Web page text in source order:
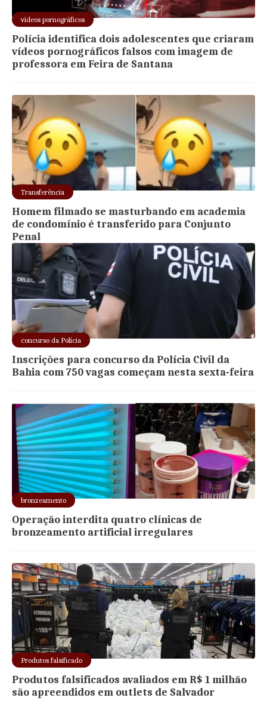
vídeos pornográficos
Polícia identifica dois adolescentes que criaram
vídeos pornográficos falsos com imagem de
professora em Feira de Santana
Transferência
Homem filmado se masturbando em academia
de condomínio é transferido para Conjunto
Penal
concurso da Polícia
Inscrições para concurso da Polícia Civil da
Bahia com 750 vagas começam nesta sexta-feira
bronzeamento
Operação interdita quatro clínicas de
bronzeamento artificial irregulares
Produtos falsificado
Produtos falsificados avaliados em R$ 1 milhão
são apreendidos em outlets de Salvador